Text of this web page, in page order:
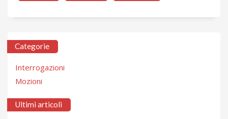
Categorie
Interrogazioni
Mozioni
Ultimi articoli